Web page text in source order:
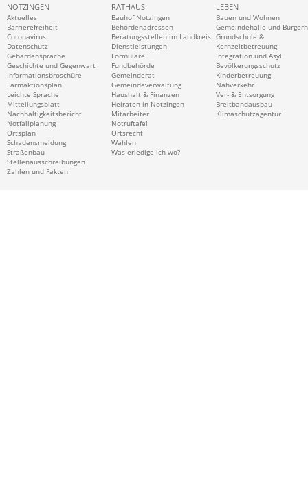
NOTZINGEN
Aktuelles
Barrierefreiheit
Coronavirus
Datenschutz
Gebärdensprache
Geschichte und Gegenwart
Informationsbroschüre
Lärmaktionsplan
Leichte Sprache
Mitteilungsblatt
Nachhaltigkeitsbericht
Notfallplanung
Ortsplan
Schadensmeldung
Straßenbau
Stellenausschreibungen
Zahlen und Fakten
RATHAUS
Bauhof Notzingen
Behördenadressen
Beratungsstellen im Landkreis
Dienstleistungen
Formulare
Fundbehörde
Gemeinderat
Gemeindeverwaltung
Haushalt & Finanzen
Heiraten in Notzingen
Mitarbeiter
Notruftafel
Ortsrecht
Wahlen
Was erledige ich wo?
LEBEN
Bauen und Wohnen
Gemeindehalle und
Grundschule &
Kernzeitbetreuung
Integration und Asyl
Bevölkerungsschutz
Kinderbetreuung
Nahverkehr
Ver- & Entsorgung
Breitbandausbau
Klimaschutzagentur